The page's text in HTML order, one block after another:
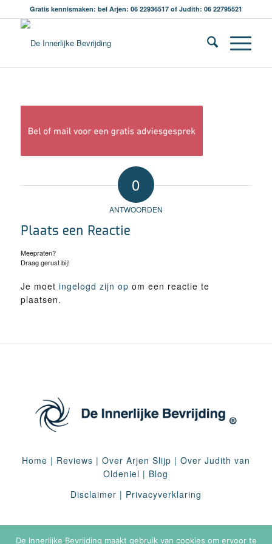
Gratis kennismaken: bel Arjen: 06 22936517 of Judith: 06 22795521
0
ANTWOORDEN
Plaats een Reactie
Meepraten?
Draag gerust bij!
Je moet ingelogd zijn op om een reactie te
plaatsen.
Home | Reviews | Over Arjen Slijp | Over Judith van
Oldeniel | Blog
Disclaimer | Privacyverklaring
De Innerlijke Bevrijding maakt gebruik van cookies om ervoor te